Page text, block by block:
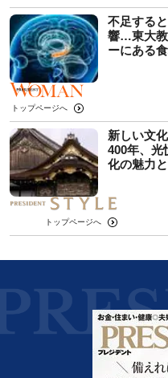
不足する
響…東大教
ーにある
トップページへ
新しい文
400年、光
化の魅力
トップページへ